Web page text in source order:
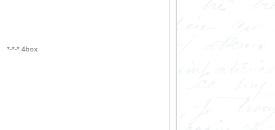
*-*-* 4box